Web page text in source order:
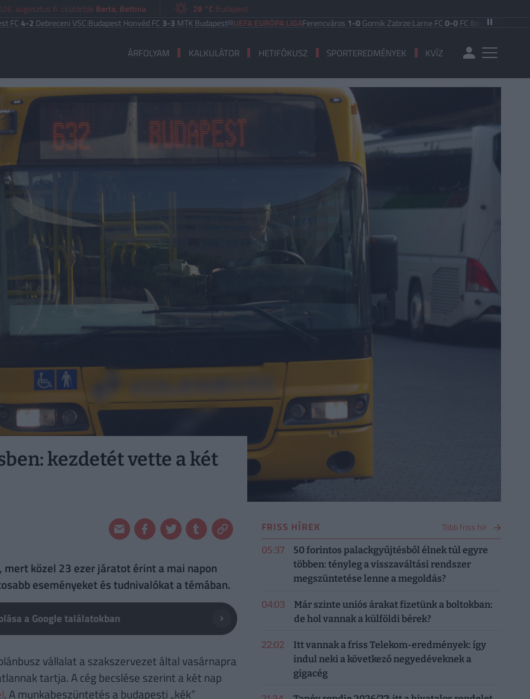
augusztus 6. csütörtök Berta, Bettina 28 °C Budapest
Debreceni VSC|Budapest Honvéd FC3-3MTK Budapest UEFA EURÓPA LIGAFerencváros1-0Gornik Zabrze|Larne FC0-0FC Iberia 1999 Shamrock
ÁRFOLYAM KALKULÁTOR HETIFÓKUSZ SPORTEREDMÉNYEK KVÍZ
kezdetét vette a két
közel 23 ezer járatot érint a mai napon
eseményeket és tudnivalókat a témában.
a Google találatokban
vállalat a szakszervezet által vasárnapra
tartja. A cég becslése szerint a két nap
. A munkabeszüntetés a budapesti „kék”
FRISS HÍREK Több friss hír
05:37
50 forintos palackgyűjtésből élnek túl egyre
többen: tényleg a visszaváltási rendszer
megszüntetése lenne a megoldás?
04:03
Már szinte uniós árakat fizetünk a boltokban:
de hol vannak a külföldi bérek?
22:02
Itt vannak a friss Telekom-eredmények: így
indul neki a következő negyedéveknek a
gigacég